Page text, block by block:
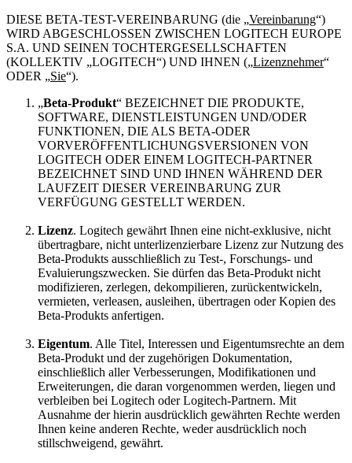
DIESE BETA-TEST-VEREINBARUNG (die „Vereinbarung“)
WIRD ABGESCHLOSSEN ZWISCHEN LOGITECH EUROPE
S.A. UND SEINEN TOCHTERGESELLSCHAFTEN
(KOLLEKTIV „LOGITECH“) UND IHNEN („Lizenznehmer“
ODER „Sie“).
„Beta-Produkt“ BEZEICHNET DIE PRODUKTE,
SOFTWARE, DIENSTLEISTUNGEN UND/ODER
FUNKTIONEN, DIE ALS BETA-ODER
VORVERÖFFENTLICHUNGSVERSIONEN VON
LOGITECH ODER EINEM LOGITECH-PARTNER
BEZEICHNET SIND UND IHNEN WÄHREND DER
LAUFZEIT DIESER VEREINBARUNG ZUR
VERFÜGUNG GESTELLT WERDEN.
Lizenz. Logitech gewährt Ihnen eine nicht-exklusive, nicht
übertragbare, nicht unterlizenzierbare Lizenz zur Nutzung des
Beta-Produkts ausschließlich zu Test-, Forschungs- und
Evaluierungszwecken. Sie dürfen das Beta-Produkt nicht
modifizieren, zerlegen, dekompilieren, zurückentwickeln,
vermieten, verleasen, ausleihen, übertragen oder Kopien des
Beta-Produkts anfertigen.
Eigentum. Alle Titel, Interessen und Eigentumsrechte an dem
Beta-Produkt und der zugehörigen Dokumentation,
einschließlich aller Verbesserungen, Modifikationen und
Erweiterungen, die daran vorgenommen werden, liegen und
verbleiben bei Logitech oder Logitech-Partnern. Mit
Ausnahme der hierin ausdrücklich gewährten Rechte werden
Ihnen keine anderen Rechte, weder ausdrücklich noch
stillschweigend, gewährt.